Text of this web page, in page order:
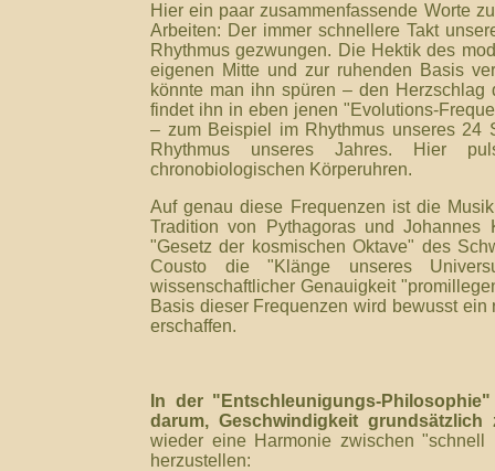
Hier ein paar zusammenfassende Worte
Arbeiten: Der immer schnellere Takt
Rhythmus gezwungen. Die Hektik des
eigenen Mitte und zur ruhenden Basis
könnte man ihn spüren – den
findet ihn in eben jenen "Evolutions-
– zum Beispiel im Rhythmus unseres 24
Rhythmus unseres Jahres. Hier
chronobiologischen Körperuhren.
Auf genau diese Frequenzen ist die
Tradition von Pythagoras und Johannes
"Gesetz der kosmischen Oktave" des
Cousto die "Klänge unseres
wissenschaftlicher Genauigkeit
Basis dieser Frequenzen wird bewusst
erschaffen.
In der "Entschleunigungs-
darum, Geschwindigkeit grundsätzlich
wieder eine Harmonie zwischen
herzustellen: